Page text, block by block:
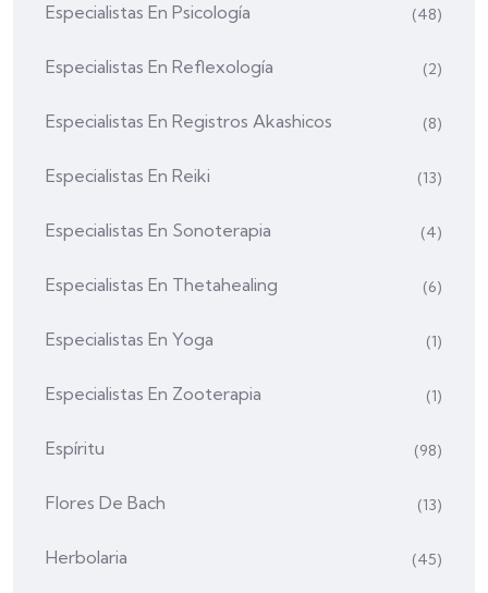
Especialistas En Psicología (48)
Especialistas En Reflexología (2)
Especialistas En Registros Akashicos (8)
Especialistas En Reiki (13)
Especialistas En Sonoterapia (4)
Especialistas En Thetahealing (6)
Especialistas En Yoga (1)
Especialistas En Zooterapia (1)
Espíritu (98)
Flores De Bach (13)
Herbolaria (45)